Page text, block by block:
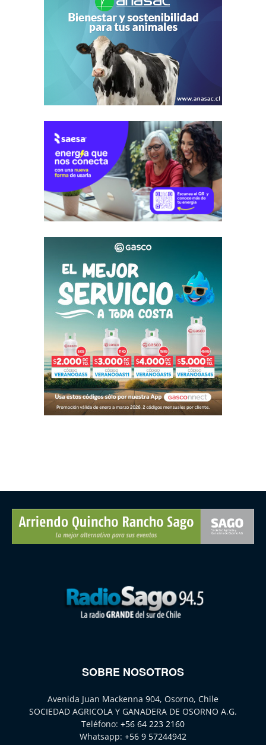
SOBRE NOSOTROS
Avenida Juan Mackenna 904, Osorno, Chile
SOCIEDAD AGRICOLA Y GANADERA DE OSORNO A.G.
Teléfono: +56 64 223 2160
Whatsapp: +56 9 57244942